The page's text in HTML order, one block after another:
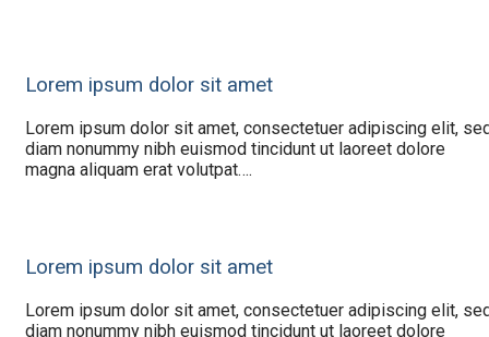
Lorem ipsum dolor sit amet
Lorem ipsum dolor sit amet, consectetuer adipiscing elit,
diam nonummy nibh euismod tincidunt ut laoreet dolore
magna aliquam erat volutpat….
Lorem ipsum dolor sit amet
Lorem ipsum dolor sit amet, consectetuer adipiscing elit,
diam nonummy nibh euismod tincidunt ut laoreet dolore